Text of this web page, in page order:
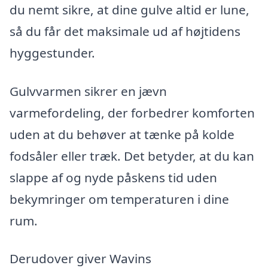
du nemt sikre, at dine gulve altid er lune,
så du får det maksimale ud af højtidens
hyggestunder.
Gulvvarmen sikrer en jævn
varmefordeling, der forbedrer komforten
uden at du behøver at tænke på kolde
fodsåler eller træk. Det betyder, at du kan
slappe af og nyde påskens tid uden
bekymringer om temperaturen i dine
rum.
Derudover giver Wavins